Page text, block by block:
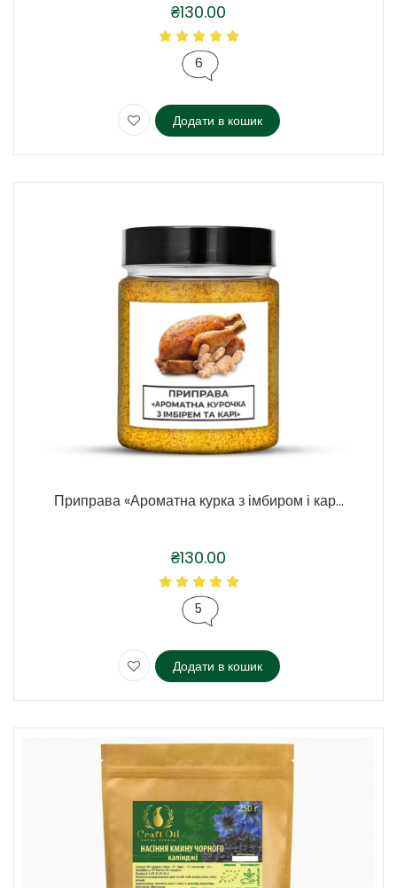
₴130.00
6
Додати в кошик
Приправа «Ароматна курка з імбиром і кар...
₴130.00
5
Додати в кошик